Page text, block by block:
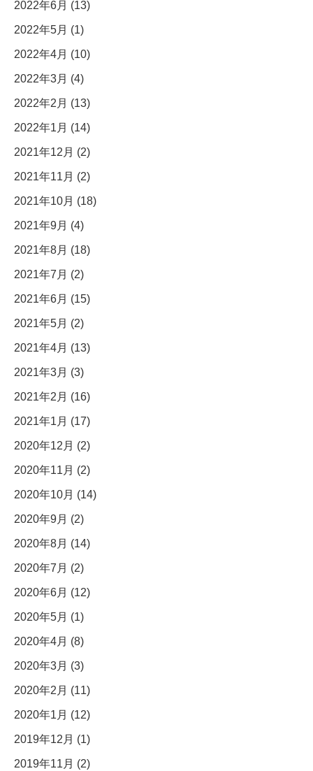
2022年6月 (13)
2022年5月 (1)
2022年4月 (10)
2022年3月 (4)
2022年2月 (13)
2022年1月 (14)
2021年12月 (2)
2021年11月 (2)
2021年10月 (18)
2021年9月 (4)
2021年8月 (18)
2021年7月 (2)
2021年6月 (15)
2021年5月 (2)
2021年4月 (13)
2021年3月 (3)
2021年2月 (16)
2021年1月 (17)
2020年12月 (2)
2020年11月 (2)
2020年10月 (14)
2020年9月 (2)
2020年8月 (14)
2020年7月 (2)
2020年6月 (12)
2020年5月 (1)
2020年4月 (8)
2020年3月 (3)
2020年2月 (11)
2020年1月 (12)
2019年12月 (1)
2019年11月 (2)